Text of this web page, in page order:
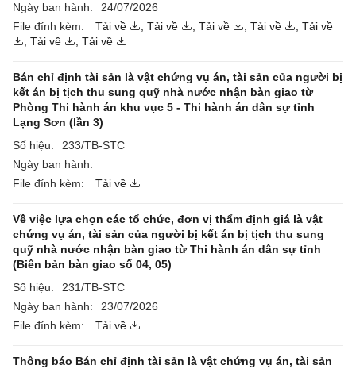
Ngày ban hành:
24/07/2026
File đính kèm:
Tải về Tải về Tải về Tải về
Tải về
Tải về Tải về
Bán chỉ định tài sản là vật chứng vụ án, tài sản của người bị
kết án bị tịch thu sung quỹ nhà nước nhận bàn giao từ
Phòng Thi hành án khu vục 5 - Thi hành án dân sự tỉnh
Lạng Sơn (lần 3)
Số hiệu:
233/TB-STC
Ngày ban hành:
File đính kèm:
Tải về
Về việc lựa chọn các tổ chức, đơn vị thẩm định giá là vật
chứng vụ án, tài sản của người bị kết án bị tịch thu sung
quỹ nhà nước nhận bàn giao từ Thi hành án dân sự tỉnh
(Biên bản bàn giao số 04, 05)
Số hiệu:
231/TB-STC
Ngày ban hành:
23/07/2026
File đính kèm:
Tải về
Thông báo Bán chỉ định tài sản là vật chứng vụ án, tài sản